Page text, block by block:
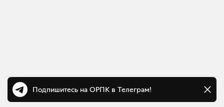
Подпишитесь на ОРПК в Телеграм!